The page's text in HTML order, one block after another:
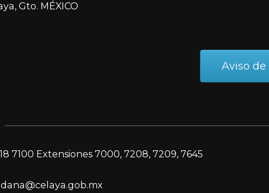
Gto. MÉXICO
Aviso
7100 Extensiones 7000, 7208, 7209, 7645